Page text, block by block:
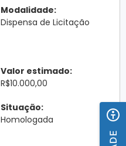
Modalidade:
Dispensa de Licitação
Valor estimado:
R$10.000,00
Situação:
Homologada